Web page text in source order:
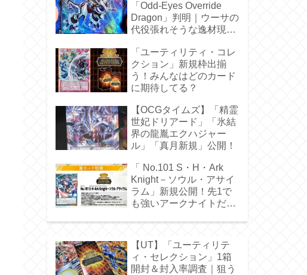
「Odd-Eyes Override
Dragon」判明｜ウーサの
代役張れそうな逸材現
「ユーティリティ・コレ
クション」新規枠出揃
う！みんなはどのカード
に期待してる？
【OCGタイムズ】「精霊
世妃ドリアード」「氷結
界の龍胤エクハジャー
ル」「真月新規」公開！
「 No.101 S・H・Ark
Knight－ソウル・アサイ
ラム」新規公開！先1で
も強いアークナイトだ
【UT】「ユーティリテ
ィ・セレクション」1箱
開封＆封入率調査｜狙う